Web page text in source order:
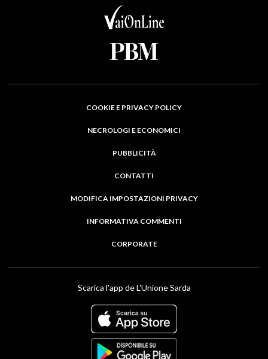
COOKIE E PRIVACY POLICY
NECROLOGI E ECONOMICI
PUBBLICITÀ
CONTATTI
MODIFICA IMPOSTAZIONI PRIVACY
INFORMATIVA COMMENTI
CORPORATE
Scarica l'app de L'Unione Sarda